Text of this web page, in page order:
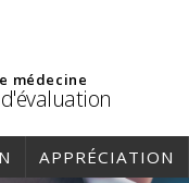
médecine
APPRÉCIATION